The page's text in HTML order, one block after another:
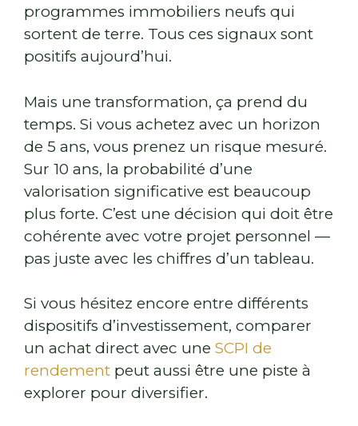
programmes immobiliers neufs qui
sortent de terre. Tous ces signaux sont
positifs aujourd’hui.
Mais une transformation, ça prend du
temps. Si vous achetez avec un horizon
de 5 ans, vous prenez un risque mesuré.
Sur 10 ans, la probabilité d’une
valorisation significative est beaucoup
plus forte. C’est une décision qui doit être
cohérente avec votre projet personnel —
pas juste avec les chiffres d’un tableau.
Si vous hésitez encore entre différents
dispositifs d’investissement, comparer
un achat direct avec une SCPI de
rendement peut aussi être une piste à
explorer pour diversifier.